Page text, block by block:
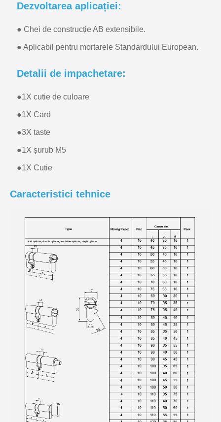
Dezvoltarea aplicației:
● Chei de construcție AB extensibile.
● Aplicabil pentru mortarele Standardului European.
Detalii de impachetare:
●1X cutie de culoare
●1X Card
●3X taste
●1X șurub M5
●1X Cutie
Caracteristici tehnice